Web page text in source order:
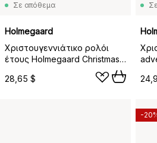
Σε απόθεμα
Holmegaard
Χριστουγεννιάτικο ρολόι
έτους Holmegaard Christmas,
28,65 $
-